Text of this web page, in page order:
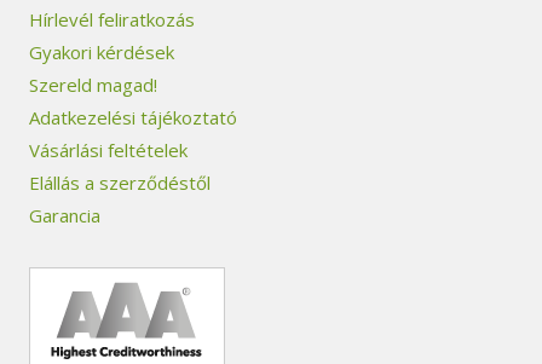
Hírlevél feliratkozás
Gyakori kérdések
Szereld magad!
Adatkezelési tájékoztató
Vásárlási feltételek
Elállás a szerződéstől
Garancia